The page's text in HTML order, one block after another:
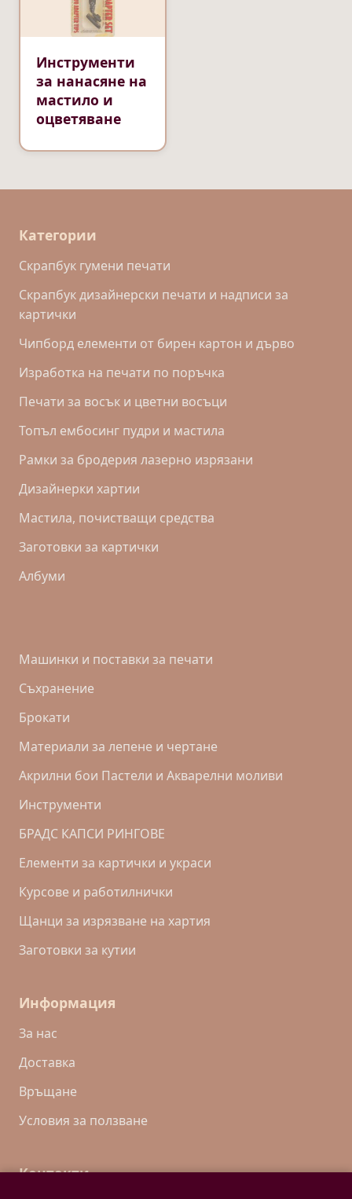
Инструменти
за нанасяне на
мастило и
оцветяване
Категории
Скрапбук гумени печати
Скрапбук дизайнерски печати и надписи за
картички
Чипборд елементи от бирен картон и дърво
Изработка на печати по поръчка
Печати за восък и цветни восъци
Топъл ембосинг пудри и мастила
Рамки за бродерия лазерно изрязани
Дизайнерки хартии
Mастила, почистващи средства
Заготовки за картички
Албуми
Машинки и поставки за печати
Съхранение
Брокати
Материали за лепене и чертане
Акрилни бои Пастели и Акварелни моливи
Инструменти
БРАДС КАПСИ РИНГОВЕ
Eлементи за картички и украси
Курсове и работилнички
Щанци за изрязване на хартия
Заготовки за кутии
Информация
За нас
Доставка
Връщане
Условия за ползване
Контакти